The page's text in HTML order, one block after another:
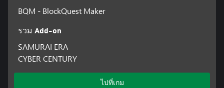
BQM - BlockQuest Maker
รวม Add-on
SAMURAI ERA
CYBER CENTURY
ไปที่เกม